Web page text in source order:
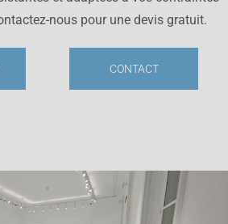
nous pour une devis gratuit.
CONTACT